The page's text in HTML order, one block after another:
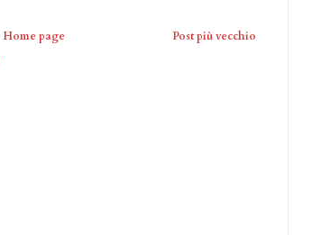
Post più vecchio
Home page